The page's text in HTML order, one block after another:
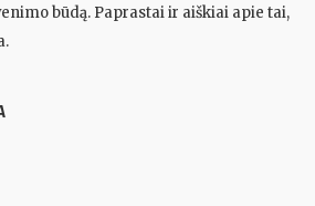
būdą. Paprastai ir aiškiai apie tai,